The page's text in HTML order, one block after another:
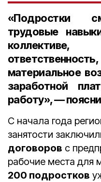
«Подростки
трудовые
коллективе,
материальное
заработной
работу»,—
С начала года
занятости
договоров с
рабочие места для
200 подростков